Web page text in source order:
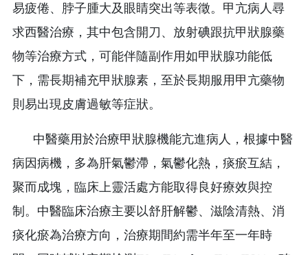
易疲倦、脖子腫大及眼睛突出等表徵。甲亢病人尋
求西醫治療，其中包含開刀、放射碘跟抗甲狀腺藥
物等治療方式，可能伴隨副作用如甲狀腺功能低
下，需長期補充甲狀腺素，至於長期服用甲亢藥物
則易出現皮膚過敏等症狀。
中醫藥用於治療甲狀腺機能亢進病人，根據中醫
病因病機，多為肝氣鬱滯，氣鬱化熱，痰瘀互結，
聚而成塊，臨床上靈活處方能取得良好療效與控
制。中醫臨床治療主要以舒肝解鬱、滋陰清熱、消
痰化瘀為治療方向，治療期間約需半年至一年時